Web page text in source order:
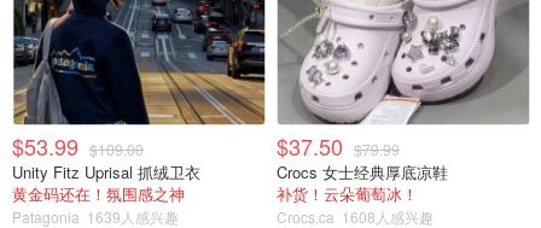
$53.99 $109.00
Unity Fitz Uprisal 抓绒卫衣
黄金码还在！氛围感之神
Patagonia 1639人感兴趣
$37.50 $79.99
Crocs 女士经典厚底凉鞋
补货！云朵葡萄冰！
Crocs.ca 1608人感兴趣